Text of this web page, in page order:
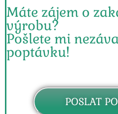
Máte zájem o
výrobu?
Pošlete mi
poptávku!
POSLAT